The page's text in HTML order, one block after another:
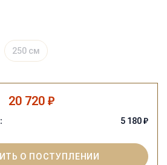
250 см
20 720 ₽
5 180₽
О ПОСТУПЛЕНИИ